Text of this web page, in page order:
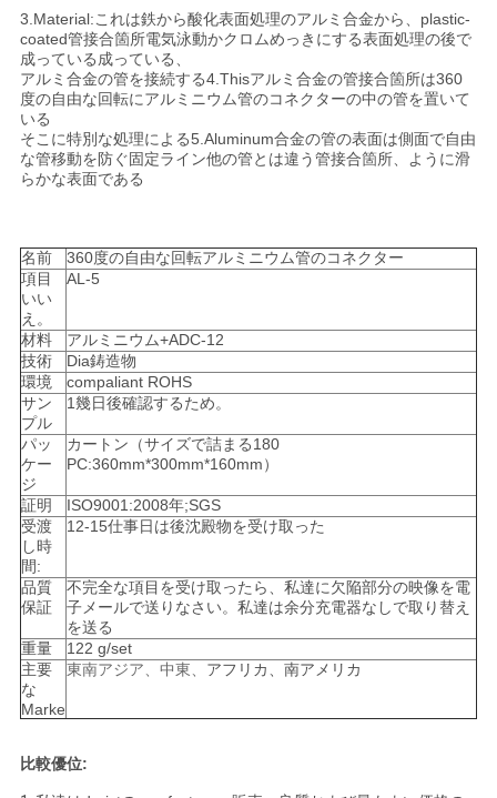
ラ
イ
バ
シ
ー
ポ
リ
シ
ー
3.Material:これは鉄から酸化表面処理のアルミ合金から、plastic-
coated管接合箇所電気泳動かクロムめっきにする表面処理の後で
成っている成っている、
アルミ合金の管を接続する4.Thisアルミ合金の管接合箇所は360
度の自由な回転にアルミニウム管のコネクターの中の管を置いて
いる
そこに特別な処理による5.Aluminum合金の管の表面は側面で自由
な管移動を防ぐ固定ライン他の管とは違う管接合箇所、ように滑
らかな表面である
名前 360度の自由な回転アルミニウム管のコネクター
項目
いい
え。
AL-5
材料
アルミニウム+ADC-12
技術
Dia鋳造物
環境
compaliant ROHS
サン
プル
1幾日後確認するため。
パッ
ケー
ジ
カートン（サイズで詰まる180
PC:360mm*300mm*160mm）
証明
ISO9001:2008年;SGS
受渡
し時
間:
12-15仕事日は後沈殿物を受け取った
品質
保証
不完全な項目を受け取ったら、私達に欠陥部分の映像を電
子メールで送りなさい。私達は余分充電器なしで取り替え
を送る
重量
122 g/set
主要
な
Marke
東南アジア、中東、 アフリカ、南アメリカ
比較優位: